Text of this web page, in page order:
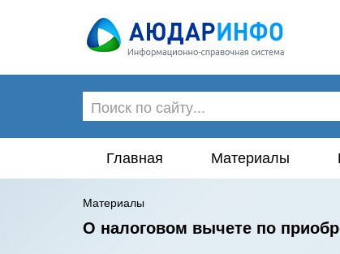
Главная Материалы
Материалы
О налоговом вычете по